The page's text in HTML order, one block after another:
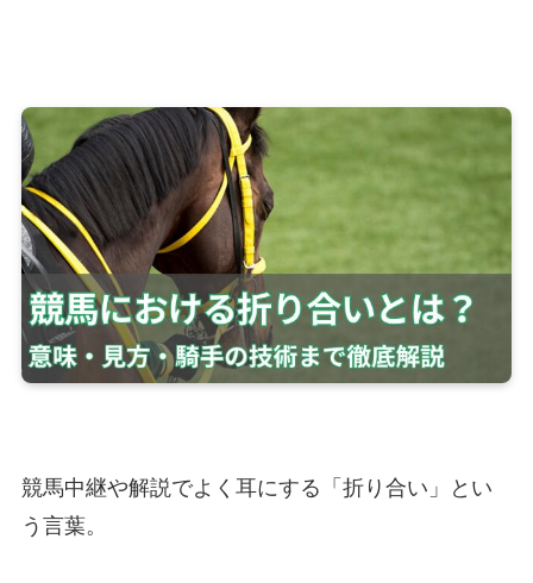
競馬中継や解説でよく耳にする「折り合い」とい
う言葉。